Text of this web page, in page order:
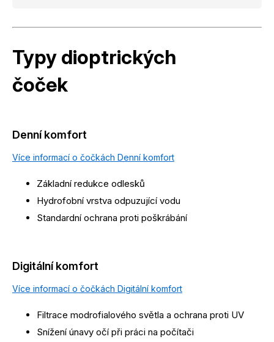
Typy dioptrických
čoček
Denní komfort
Více informací o čočkách Denní komfort
Základní redukce odlesků
Hydrofobní vrstva odpuzující vodu
Standardní ochrana proti poškrábání
Digitální komfort
Více informací o čočkách Digitální komfort
Filtrace modrofialového světla a ochrana proti UV
Snížení únavy očí při práci na počítači